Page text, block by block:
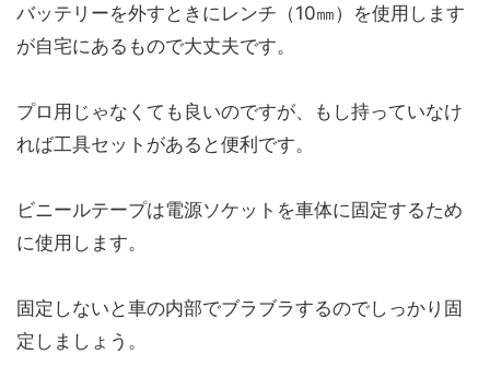
バッテリーを外すときにレンチ（10㎜）を使用します
が自宅にあるもので大丈夫です。
プロ用じゃなくても良いのですが、もし持っていなけ
れば工具セットがあると便利です。
ビニールテープは電源ソケットを車体に固定するため
に使用します。
固定しないと車の内部でブラブラするのでしっかり固
定しましょう。